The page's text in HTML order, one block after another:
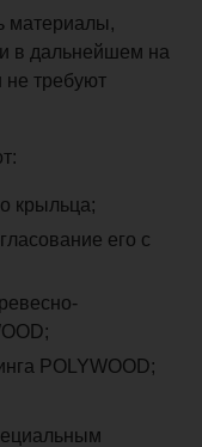
материалы,
в дальнейшем на
не требуют
крыльца;
его с
POLYWOOD;